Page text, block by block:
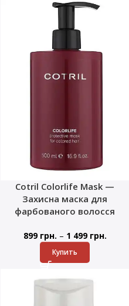
Cotril Colorlife Mask —
Захисна маска для
фарбованого волосся
899 грн. – 1 499 грн.
Купить